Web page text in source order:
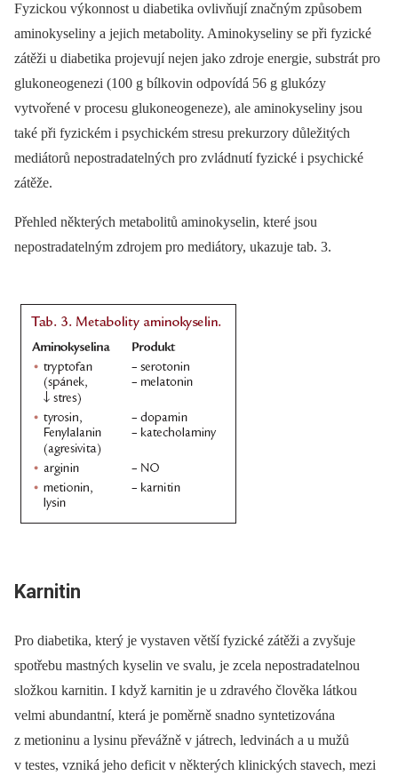
Fyzickou výkonnost u diabetika ovlivňují značným způsobem
aminokyseliny a jejich metabolity. Aminokyseliny se při fyzické
zátěži u diabetika projevují nejen jako zdroje energie, substrát pro
glukoneogenezi (100 g bílkovin odpovídá 56 g glukózy
vytvořené v procesu glukoneogeneze), ale aminokyseliny jsou
také při fyzickém i psychickém stresu prekurzory důležitých
mediátorů nepostradatelných pro zvládnutí fyzické i psychické
zátěže.
Přehled některých metabolitů aminokyselin, které jsou
nepostradatelným zdrojem pro mediátory, ukazuje tab. 3.
Karnitin
Pro diabetika, který je vystaven větší fyzické zátěži a zvyšuje
spotřebu mastných kyselin ve svalu, je zcela nepostradatelnou
složkou karnitin. I když karnitin je u zdravého člověka látkou
velmi abundantní, která je poměrně snadno syntetizována
z metioninu a lysinu převážně v játrech, ledvinách a u mužů
v testes, vzniká jeho deficit v některých klinických stavech, mezi